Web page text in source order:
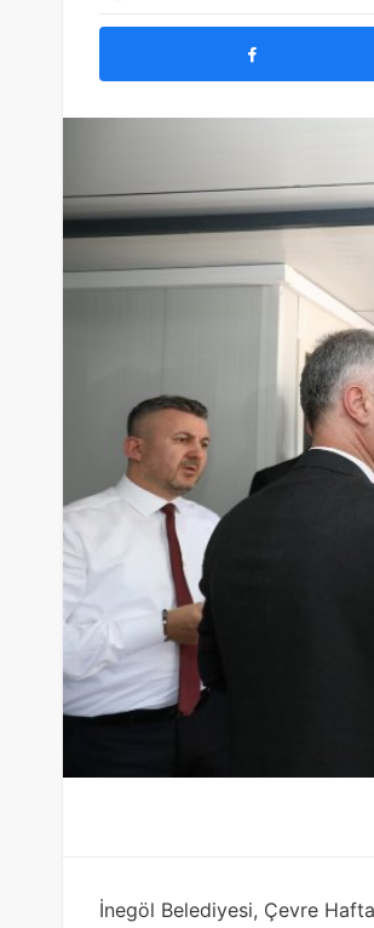
İnegöl Belediyesi, Çevre